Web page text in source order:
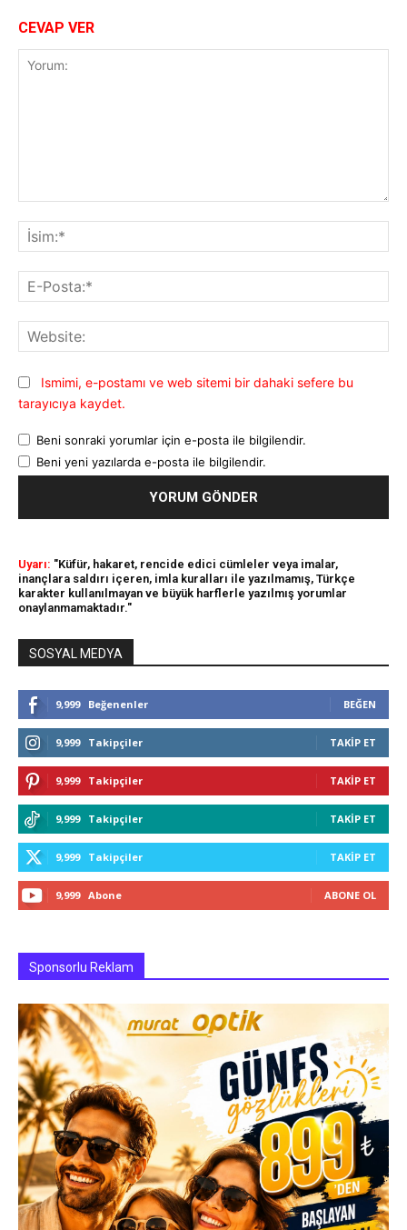
CEVAP VER
Ismimi, e-postamı ve web sitemi bir dahaki sefere bu
tarayıcıya kaydet.
Beni sonraki yorumlar için e-posta ile bilgilendir.
Beni yeni yazılarda e-posta ile bilgilendir.
Uyarı: "Küfür, hakaret, rencide edici cümleler veya imalar,
inançlara saldırı içeren, imla kuralları ile yazılmamış, Türkçe
karakter kullanılmayan ve büyük harflerle yazılmış yorumlar
onaylanmamaktadır."
SOSYAL MEDYA
9,999 Beğenenler BEĞEN
9,999 Takipçiler TAKIP ET
9,999 Takipçiler TAKIP ET
9,999 Takipçiler TAKIP ET
9,999 Takipçiler TAKIP ET
9,999 Abone ABONE OL
Sponsorlu Reklam